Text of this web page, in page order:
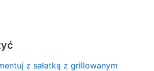
z sałatką z grillowanym